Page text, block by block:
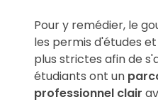
Pour y remédier, le
les permis d'études
plus strictes afin de
étudiants ont un
professionnel clair